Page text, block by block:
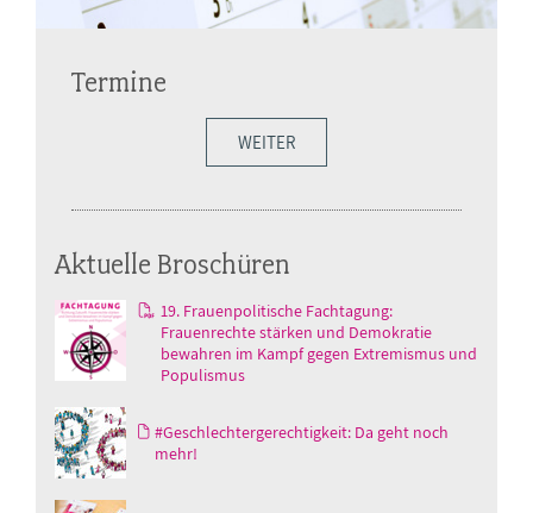
Termine
WEITER
Aktuelle Broschüren
19. Frauenpolitische Fachtagung:
Frauenrechte stärken und Demokratie
bewahren im Kampf gegen Extremismus und
Populismus
#Geschlechtergerechtigkeit: Da geht noch
mehr!